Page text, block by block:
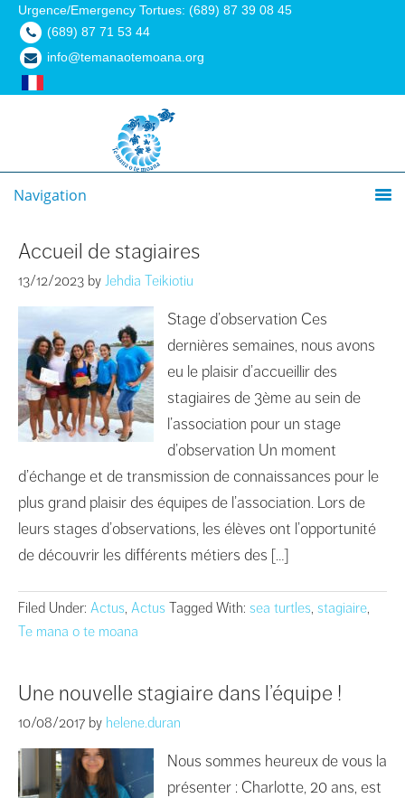
Urgence/Emergency Tortues: (689) 87 39 08 45
(689) 87 71 53 44
info@temanaotemoana.org
Navigation
Accueil de stagiaires
13/12/2023 by Jehdia Teikiotiu
Stage d’observation Ces
dernières semaines, nous avons
eu le plaisir d’accueillir des
stagiaires de 3ème au sein de
l’association pour un stage
d’observation Un moment
d’échange et de transmission de connaissances pour le
plus grand plaisir des équipes de l’association. Lors de
leurs stages d’observations, les élèves ont l’opportunité
de découvrir les différents métiers des […]
Filed Under: Actus, Actus Tagged With: sea turtles, stagiaire,
Te mana o te moana
Une nouvelle stagiaire dans l’équipe !
10/08/2017 by helene.duran
Nous sommes heureux de vous la
présenter : Charlotte, 20 ans, est